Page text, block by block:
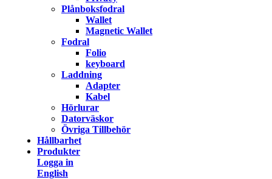
Plånboksfodral
Wallet
Magnetic Wallet
Fodral
Folio
keyboard
Laddning
Adapter
Kabel
Hörlurar
Datorväskor
Övriga Tillbehör
Hållbarhet
Produkter
Logga in
English